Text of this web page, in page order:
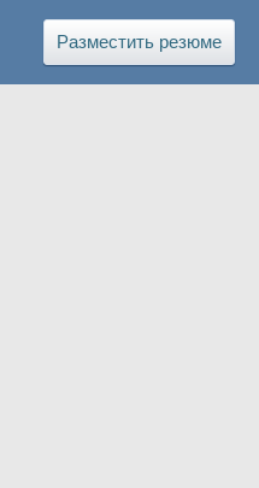
Разместить резюме